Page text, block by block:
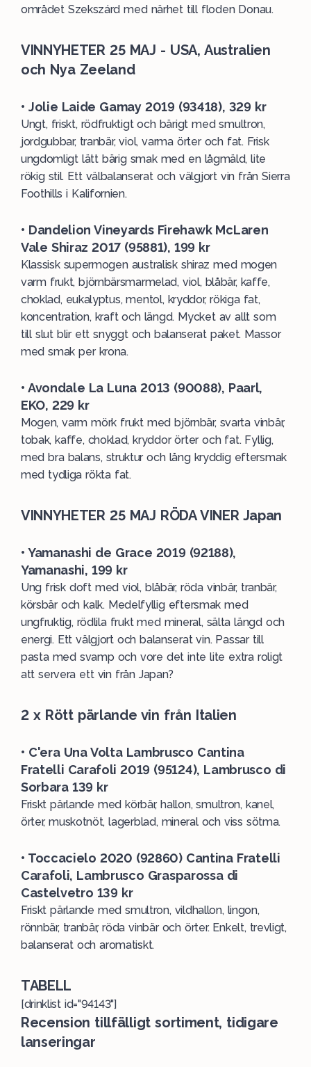
området Szekszárd med närhet till floden Donau.
VINNYHETER 25 MAJ - USA, Australien
och Nya Zeeland
• Jolie Laide Gamay 2019 (93418), 329 kr
Ungt, friskt, rödfruktigt och bärigt med smultron,
jordgubbar, tranbär, viol, varma örter och fat. Frisk
ungdomligt lätt bärig smak med en lågmäld, lite
rökig stil. Ett välbalanserat och välgjort vin från Sierra
Foothills i Kalifornien.
• Dandelion Vineyards Firehawk McLaren
Vale Shiraz 2017 (95881), 199 kr
Klassisk supermogen australisk shiraz med mogen
varm frukt, björnbärsmarmelad, viol, blåbär, kaffe,
choklad, eukalyptus, mentol, kryddor, rökiga fat,
koncentration, kraft och längd. Mycket av allt som
till slut blir ett snyggt och balanserat paket. Massor
med smak per krona.
• Avondale La Luna 2013 (90088), Paarl,
EKO, 229 kr
Mogen, varm mörk frukt med björnbär, svarta vinbär,
tobak, kaffe, choklad, kryddor örter och fat. Fyllig,
med bra balans, struktur och lång kryddig eftersmak
med tydliga rökta fat.
VINNYHETER 25 MAJ RÖDA VINER Japan
• Yamanashi de Grace 2019 (92188),
Yamanashi, 199 kr
Ung frisk doft med viol, blåbär, röda vinbär, tranbär,
körsbär och kalk. Medelfyllig eftersmak med
ungfruktig, rödlila frukt med mineral, sälta längd och
energi. Ett välgjort och balanserat vin. Passar till
pasta med svamp och vore det inte lite extra roligt
att servera ett vin från Japan?
2 x Rött pärlande vin från Italien
• C'era Una Volta Lambrusco Cantina
Fratelli Carafoli 2019 (95124), Lambrusco di
Sorbara 139 kr
Friskt pärlande med körbär, hallon, smultron, kanel,
örter, muskotnöt, lagerblad, mineral och viss sötma.
• Toccacielo 2020 (92860) Cantina Fratelli
Carafoli, Lambrusco Grasparossa di
Castelvetro 139 kr
Friskt pärlande med smultron, vildhallon, lingon,
rönnbär, tranbär, röda vinbär och örter. Enkelt, trevligt,
balanserat och aromatiskt.
TABELL
[drinklist id="94143"]
Recension tillfälligt sortiment, tidigare
lanseringar